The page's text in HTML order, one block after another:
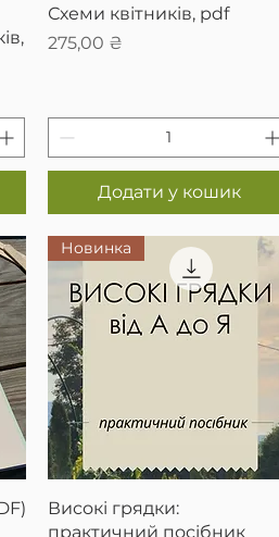
Швидкий перегляд
Схеми квітників, pdf
Ціна
275,00 ₴
Додати у кошик
Швидкий перегляд
Новинка
Високі грядки:
практичний посібник